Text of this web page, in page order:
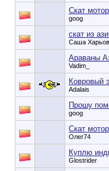
Скат
goog
скат из
Саша Харьов
Араваны
Vadim_
Ковровый
Adalais
Прошу
goog
Скат
Олег74
Куплю
Glostrider